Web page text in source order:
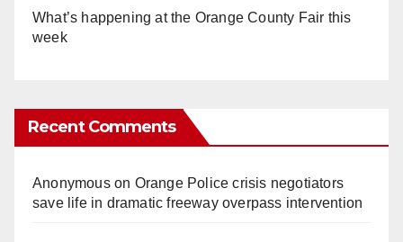
What’s happening at the Orange County Fair this
week
Recent Comments
Anonymouson Orange Police crisis negotiators
save life in dramatic freeway overpass intervention